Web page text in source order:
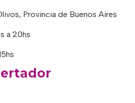
Provincia de Buenos Aires
a 20hs